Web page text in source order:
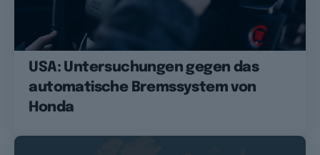
USA: Untersuchungen gegen das
automatische Bremssystem von
Honda